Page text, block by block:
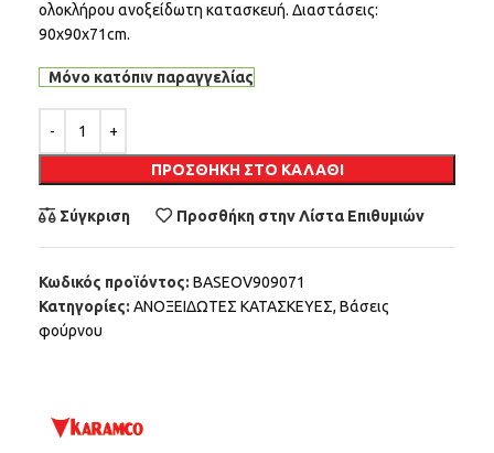
ολοκλήρου ανοξείδωτη κατασκευή. Διαστάσεις:
90x90x71cm.
Μόνο κατόπιν παραγγελίας
ΠΡΟΣΘΉΚΗ ΣΤΟ ΚΑΛΆΘΙ
Σύγκριση Προσθήκη στην Λίστα Επιθυμιών
Κωδικός προϊόντος: BASEOV909071
Κατηγορίες: ΑΝΟΞΕΙΔΩΤΕΣ ΚΑΤΑΣΚΕΥΕΣ, Βάσεις
φούρνου